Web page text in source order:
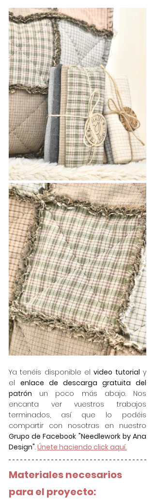
Ya tenéis disponible el video tutorial y
el enlace de descarga gratuita del
patrón un poco más abajo. Nos
encanta ver vuestros trabajos
terminados, así que lo podéis
Grupo de Facebook "Needlework by Ana
Design". Únete haciendo click aquí.
Materiales necesarios
para el proyecto: